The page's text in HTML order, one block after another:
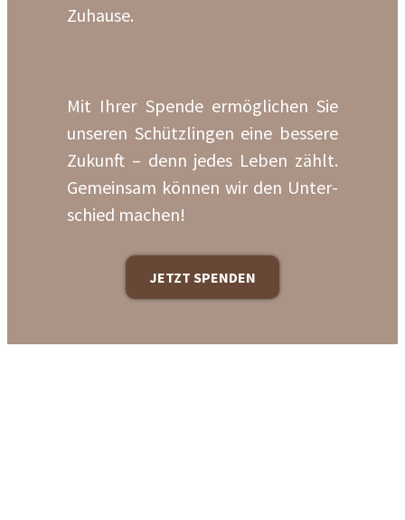
Zuhau­se.
Mit Ihrer Spen­de ermög­li­chen Sie
unse­ren Schütz­lin­gen eine bes­se­re
Zukunft – denn jedes Leben zählt.
Gemein­sam kön­nen wir den Unter­
schied machen!
JETZT SPENDEN